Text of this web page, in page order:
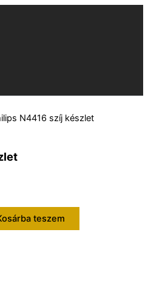
N4416 szíj készlet
teszem